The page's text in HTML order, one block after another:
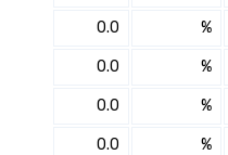
%
0.0
%
0.0
%
0.0
%
0.0